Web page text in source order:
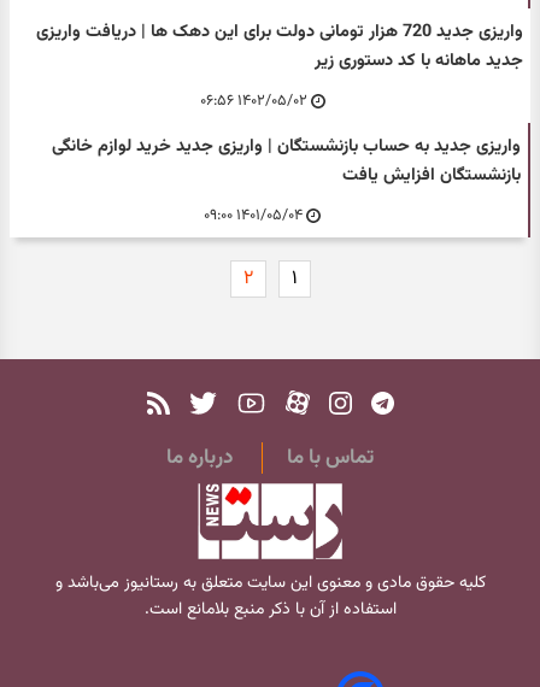
واریزی جدید 720 هزار تومانی دولت برای این دهک ها | دریافت واریزی
جدید ماهانه با کد دستوری زیر
۱۴۰۲/۰۵/۰۲ ۰۶:۵۶
واریزی جدید به حساب بازنشستگان | واریزی جدید خرید لوازم خانگی
بازنشستگان افزایش یافت
۱۴۰۱/۰۵/۰۴ ۰۹:۰۰
۱ ۲
تماس با ما درباره ما
کلیه حقوق مادی و معنوی این سایت متعلق به رستانیوز می‌باشد و
استفاده از آن با ذکر منبع بلامانع است.